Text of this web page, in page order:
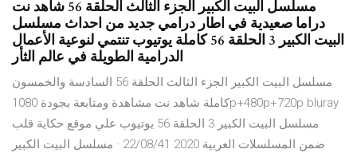
مسلسل البيت الكبير الجزء الثالث الحلقة 56 شاهد نت
دراما صعيدية في اطار درامي جديد من احداث مسلسل
البيت الكبير 3 الحلقة 56 كاملة يوتيوب تنتمي لنوعية الأعمال
الدرامية الطويلة في عالم الثأر
مسلسل البيت الكبير الجزء الثالث الحلقة 56 السادسة والخمسون
كاملة شاهد نت مشاهدة ومتابعة بجودة 1080p+480p+720p bluray
مسلسل البيت الكبير 3 الحلقة 56 يوتيوب علي موقع حكاية قلب
ضمن المسلسلات العربية 2020 22/08/41 · مسلسل البيت الكبير